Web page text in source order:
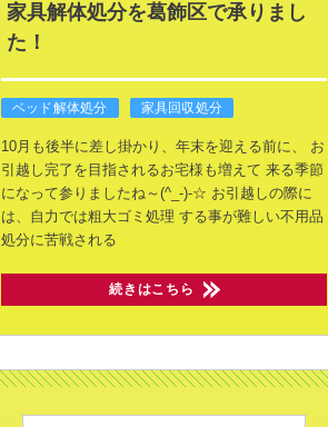
家具解体処分を葛飾区で承りまし
た！
ベッド解体処分 家具回収処分
10月も後半に差し掛かり、年末を迎える前に、
お
引越し完了を目指されるお宅様も増えて 来る季節
になって参りましたね～(^_-)-☆ お引越しの際に
は、自力では粗大ゴミ処理 する事が難しい不用品
処分に苦戦される
続きはこちら